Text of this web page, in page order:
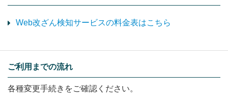
Web改ざん検知サービスの料金表はこちら
ご利用までの流れ
各種変更手続きをご確認ください。